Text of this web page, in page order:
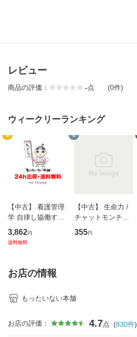
レビュー
商品の評価： -点 (0件)
ウィークリーランキング
1
【中古】 看護管理
学 自律し協働する
専門職の看護マネ
ジメントスキル 改
恵 藤本幸三 / 南江
堂 [単行
3,862円
送料無料
2
【中古】 生命力 /
チャットモンチー /
キューンレコード
[CD]【メール便送
355円
お店の情報
もったいない本舗
お店の評価： 4.7点 (830件)